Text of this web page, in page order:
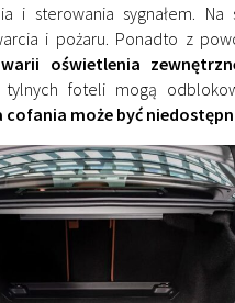
i sterowania sygnałem.
i pożaru. Ponadto z
oświetlenia
tylnych foteli mogą
cofania może być